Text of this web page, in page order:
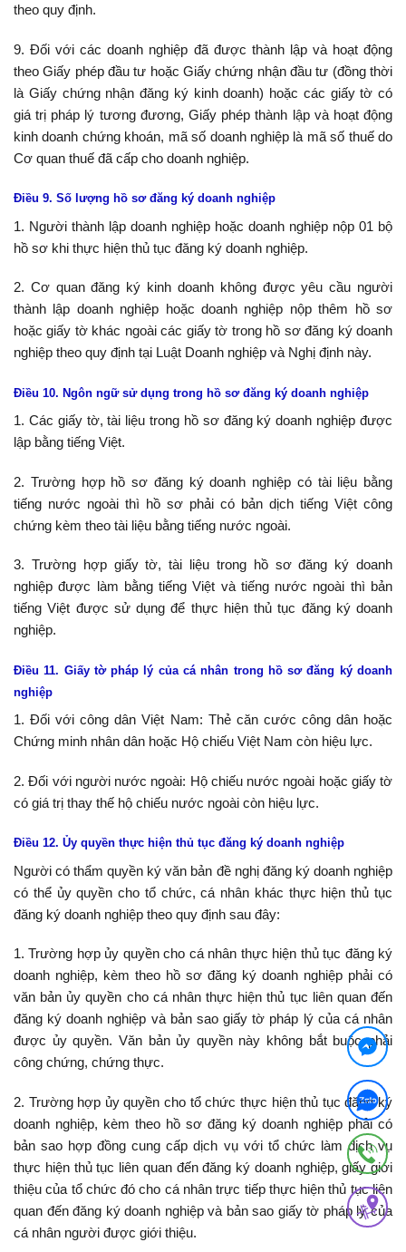
theo quy định.
9. Đối với các doanh nghiệp đã được thành lập và hoạt động
theo Giấy phép đầu tư hoặc Giấy chứng nhận đầu tư (đồng thời
là Giấy chứng nhận đăng ký kinh doanh) hoặc các giấy tờ có
giá trị pháp lý tương đương, Giấy phép thành lập và hoạt động
kinh doanh chứng khoán, mã số doanh nghiệp là mã số thuế do
Cơ quan thuế đã cấp cho doanh nghiệp.
Điều 9. Số lượng hồ sơ đăng ký doanh nghiệp
1. Người thành lập doanh nghiệp hoặc doanh nghiệp nộp 01 bộ
hồ sơ khi thực hiện thủ tục đăng ký doanh nghiệp.
2. Cơ quan đăng ký kinh doanh không được yêu cầu người
thành lập doanh nghiệp hoặc doanh nghiệp nộp thêm hồ sơ
hoặc giấy tờ khác ngoài các giấy tờ trong hồ sơ đăng ký doanh
nghiệp theo quy định tại Luật Doanh nghiệp và Nghị định này.
Điều 10. Ngôn ngữ sử dụng trong hồ sơ đăng ký doanh nghiệp
1. Các giấy tờ, tài liệu trong hồ sơ đăng ký doanh nghiệp được
lập bằng tiếng Việt.
2. Trường hợp hồ sơ đăng ký doanh nghiệp có tài liệu bằng
tiếng nước ngoài thì hồ sơ phải có bản dịch tiếng Việt công
chứng kèm theo tài liệu bằng tiếng nước ngoài.
3. Trường hợp giấy tờ, tài liệu trong hồ sơ đăng ký doanh
nghiệp được làm bằng tiếng Việt và tiếng nước ngoài thì bản
tiếng Việt được sử dụng để thực hiện thủ tục đăng ký doanh
nghiệp.
Điều 11. Giấy tờ pháp lý của cá nhân trong hồ sơ đăng ký doanh
nghiệp
1. Đối với công dân Việt Nam: Thẻ căn cước công dân hoặc
Chứng minh nhân dân hoặc Hộ chiếu Việt Nam còn hiệu lực.
2. Đối với người nước ngoài: Hộ chiếu nước ngoài hoặc giấy tờ
có giá trị thay thế hộ chiếu nước ngoài còn hiệu lực.
Điều 12. Ủy quyền thực hiện thủ tục đăng ký doanh nghiệp
Người có thẩm quyền ký văn bản đề nghị đăng ký doanh nghiệp
có thể ủy quyền cho tổ chức, cá nhân khác thực hiện thủ tục
đăng ký doanh nghiệp theo quy định sau đây:
1. Trường hợp ủy quyền cho cá nhân thực hiện thủ tục đăng ký
doanh nghiệp, kèm theo hồ sơ đăng ký doanh nghiệp phải có
văn bản ủy quyền cho cá nhân thực hiện thủ tục liên quan đến
đăng ký doanh nghiệp và bản sao giấy tờ pháp lý của cá nhân
được ủy quyền. Văn bản ủy quyền này không bắt buộc phải
công chứng, chứng thực.
2. Trường hợp ủy quyền cho tổ chức thực hiện thủ tục đăng ký
doanh nghiệp, kèm theo hồ sơ đăng ký doanh nghiệp phải có
bản sao hợp đồng cung cấp dịch vụ với tổ chức làm dịch vụ
thực hiện thủ tục liên quan đến đăng ký doanh nghiệp, giấy giới
thiệu của tổ chức đó cho cá nhân trực tiếp thực hiện thủ tục liên
quan đến đăng ký doanh nghiệp và bản sao giấy tờ pháp lý của
cá nhân người được giới thiệu.